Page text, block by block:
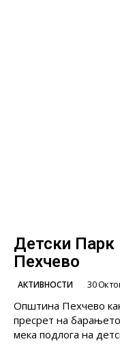
Детски Парк
Пехчево
АКТИВНОСТИ 30
Општина Пехчево
пресрет на
мека подлога на